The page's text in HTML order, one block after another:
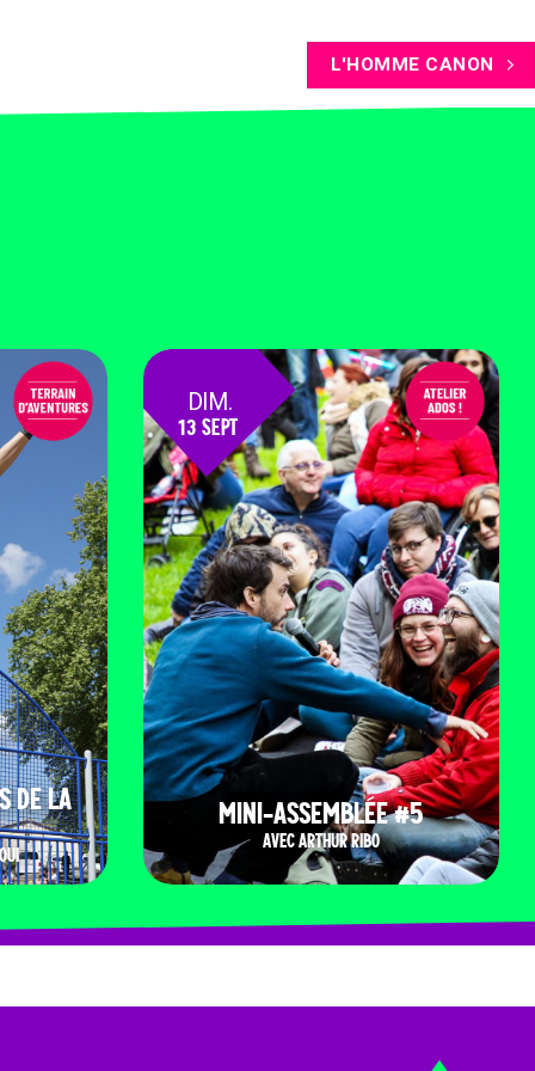
L'HOMME CANON
DE LA
DIM.
13 SEPT
MINI-ASSEMBLÉE #5
AVEC ARTHUR RIBO